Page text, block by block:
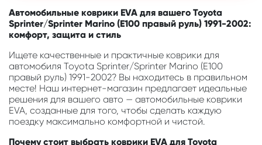
Автомобильные коврики EVA для вашего Toyota
Sprinter/Sprinter Marino (E100 правый руль) 1991-2002:
комфорт, защита и стиль
Ищете качественные и практичные коврики для
автомобиля Toyota Sprinter/Sprinter Marino (E100
правый руль) 1991-2002? Вы находитесь в правильном
месте! Наш интернет-магазин предлагает идеальные
решения для вашего авто — автомобильные коврики
EVA, созданные для того, чтобы сделать каждую
поездку максимально комфортной и чистой.
Почему стоит выбрать коврики EVA для Toyota